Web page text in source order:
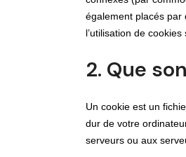
également placés par
l’utilisation de
2. Que
Un cookie est un
dur de votre
serveurs ou aux